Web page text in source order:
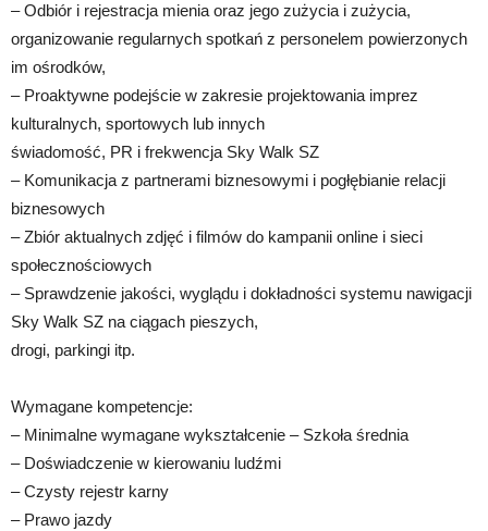
– Odbiór i rejestracja mienia oraz jego zużycia i zużycia,
organizowanie regularnych spotkań z personelem powierzonych
im ośrodków,
– Proaktywne podejście w zakresie projektowania imprez
kulturalnych, sportowych lub innych
świadomość, PR i frekwencja Sky Walk SZ
– Komunikacja z partnerami biznesowymi i pogłębianie relacji
biznesowych
– Zbiór aktualnych zdjęć i filmów do kampanii online i sieci
społecznościowych
– Sprawdzenie jakości, wyglądu i dokładności systemu nawigacji
Sky Walk SZ na ciągach pieszych,
drogi, parkingi itp.
Wymagane kompetencje:
– Minimalne wymagane wykształcenie – Szkoła średnia
– Doświadczenie w kierowaniu ludźmi
– Czysty rejestr karny
– Prawo jazdy